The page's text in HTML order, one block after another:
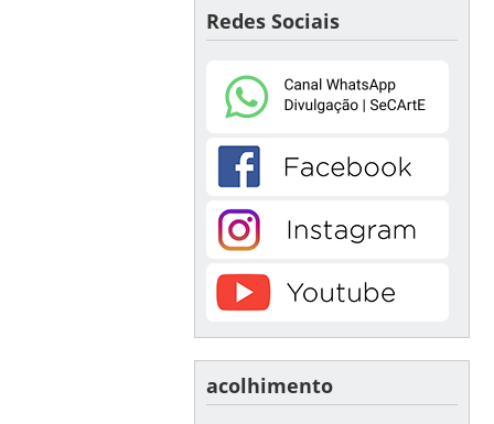
Redes Sociais
acolhimento